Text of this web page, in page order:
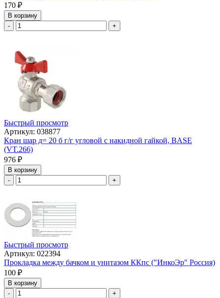
170 ₽
В корзину
-
+
Быстрый просмотр
Артикул: 038877
Кран шар д= 20 б г/г угловой с накидной гайкой, BASE
(VT.266)
976 ₽
В корзину
-
+
Быстрый просмотр
Артикул: 022394
Прокладка между бачком и унитазом ККпс ("ИнкоЭр" Россия)
100 ₽
В корзину
-
+